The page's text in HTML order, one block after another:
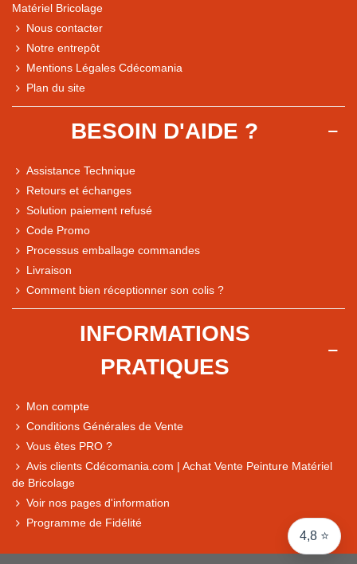
4,8 ⭐
Comparaison des performances du magasin
Express, Chez vous, Point relais, Retrait magasin
Matériel Bricolage
Nous contacter
Notre entrepôt
Mentions Légales Cdécomania
Plan du site
BESOIN D'AIDE ?
Assistance Technique
Retours et échanges
Solution paiement refusé
Code Promo
Processus emballage commandes
Livraison
Comment bien réceptionner son colis ?
INFORMATIONS
PRATIQUES
Mon compte
Conditions Générales de Vente
Vous êtes PRO ?
Avis clients Cdécomania.com | Achat Vente Peinture Matériel
de Bricolage
Voir nos pages d'information
Programme de Fidélité